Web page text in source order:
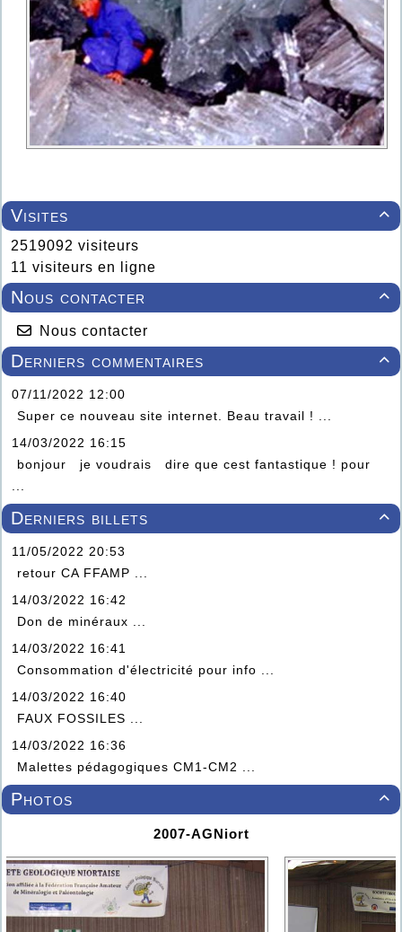

Visites
2519092 visiteurs
11 visiteurs en ligne

Nous contacter
Nous contacter

Derniers commentaires
07/11/2022 12:00
Super ce nouveau site internet. Beau travail ! ...
14/03/2022 16:15
bonjour je voudrais dire que cest fantastique ! pour

Derniers billets
11/05/2022 20:53
retour CA FFAMP ...
14/03/2022 16:42
Don de minéraux ...
14/03/2022 16:41
Consommation d'électricité pour info ...
14/03/2022 16:40
FAUX FOSSILES ...
14/03/2022 16:36
Malettes pédagogiques CM1-CM2 ...

Photos
2007-AGNiort